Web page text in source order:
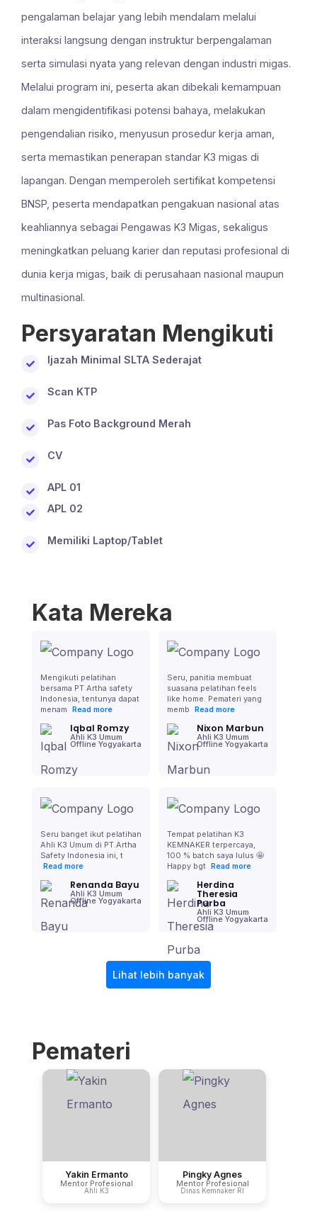
pengalaman belajar yang lebih mendalam melalui
interaksi langsung dengan instruktur berpengalaman
serta simulasi nyata yang relevan dengan industri migas.
Melalui program ini, peserta akan dibekali kemampuan
dalam mengidentifikasi potensi bahaya, melakukan
pengendalian risiko, menyusun prosedur kerja aman,
serta memastikan penerapan standar K3 migas di
lapangan. Dengan memperoleh sertifikat kompetensi
BNSP, peserta mendapatkan pengakuan nasional atas
keahliannya sebagai Pengawas K3 Migas, sekaligus
meningkatkan peluang karier dan reputasi profesional di
dunia kerja migas, baik di perusahaan nasional maupun
multinasional.
Persyaratan Mengikuti
Ijazah Minimal SLTA Sederajat
Scan KTP
Pas Foto Background Merah
CV
APL 01
APL 02
Memiliki Laptop/Tablet
Kata Mereka
Mengikuti pelatihan
bersama PT Artha safety
Indonesia, tentunya dapat
menam
Read more
Iqbal Romzy
Ahli K3 Umum
Offline Yogyakarta
Seru, panitia membuat
suasana pelatihan feels
like home. Pemateri yang
memb
Read more
Nixon Marbun
Ahli K3 Umum
Offline Yogyakarta
Seru banget ikut pelatihan
Ahli K3 Umum di PT.Artha
Safety Indonesia ini, t
Read more
Renanda Bayu
Ahli K3 Umum
Offline Yogyakarta
Tempat pelatihan K3
KEMNAKER terpercaya,
100 % batch saya lulus 🤩
Happy bgt Read more
Herdina
Theresia
Purba
Ahli K3 Umum
Offline Yogyakarta
Lihat lebih banyak
Pemateri
Yakin Ermanto
Mentor Profesional
Ahli K3
Pingky Agnes
Mentor Profesional
Dinas Kemnaker RI